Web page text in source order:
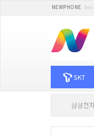
NEWPHONE
SKT
삼성전